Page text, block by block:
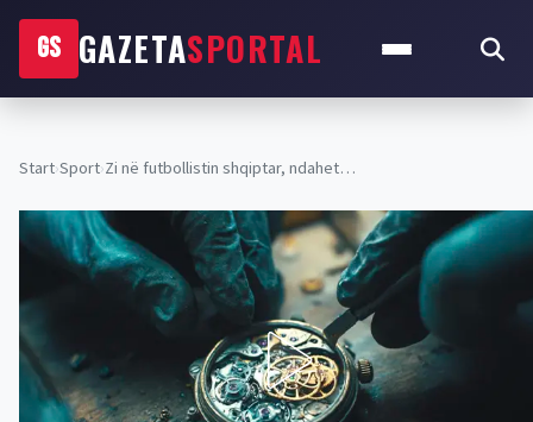
GS GAZETASPORTAL
Start›Sport›Zi në futbollistin shqiptar, ndahet…